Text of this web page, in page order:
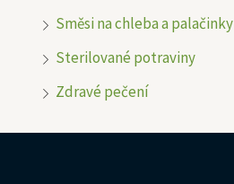
Směsi na chleba a palačinky
Sterilované potraviny
Zdravé pečení